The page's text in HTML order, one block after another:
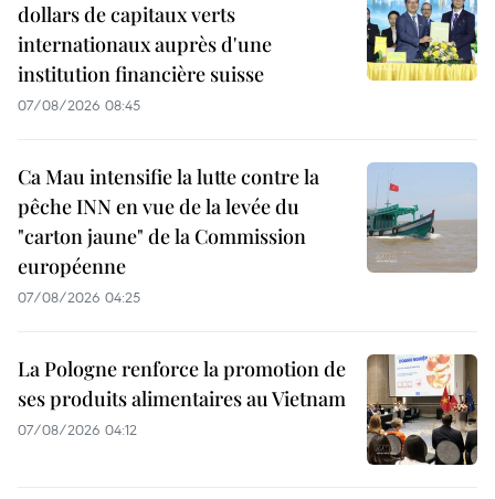
dollars de capitaux verts
internationaux auprès d'une
institution financière suisse
07/08/2026 08:45
Ca Mau intensifie la lutte contre la
pêche INN en vue de la levée du
"carton jaune" de la Commission
européenne
07/08/2026 04:25
La Pologne renforce la promotion de
ses produits alimentaires au Vietnam
07/08/2026 04:12